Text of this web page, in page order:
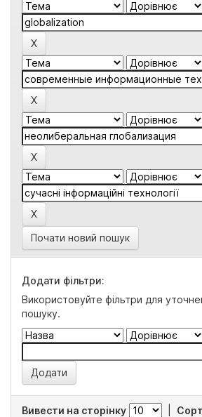
Почати новий пошук
Додати фільтри:
Використовуйте фільтри для
пошуку.
Вивести на сторінку